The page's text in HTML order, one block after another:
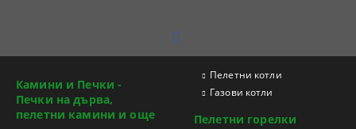
Камини и Печки -
Печки на дърва,
пелетни камини и още
Пелетни котли
Газови котли
Пелетни горелки